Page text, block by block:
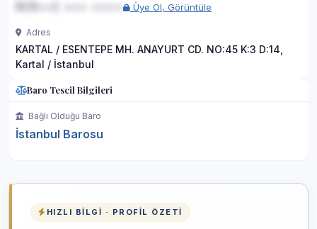
Üye Ol, Görüntüle
Adres
KARTAL / ESENTEPE MH. ANAYURT CD. NO:45 K:3 D:14,
Kartal / İstanbul
Baro Tescil Bilgileri
Bağlı Olduğu Baro
İstanbul Barosu
HIZLI BILGI · PROFIL ÖZETI